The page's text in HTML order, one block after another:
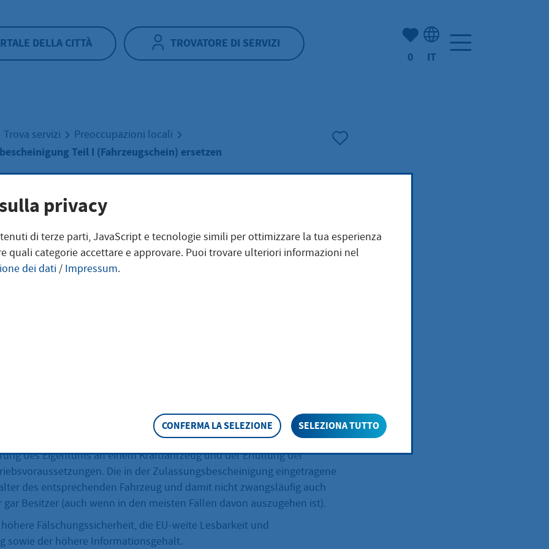
DELLA CITTÀ TROVATORE DI SERVIZI
(Mio) Hofheim:
0 IT
Trova servizi Preoccupazioni locali
Teil I (Fahrzeugschein) ersetzen
Teil I hat den Fahrzeugschein abgelöst. Sie ist eine amtliche
des Eigentums an einem Kraftfahrzeug und der Erfüllung der
Die in der Zulassungsbescheinigung eingetragene
des entsprechenden Fahrzeug und damit nicht zwangsläufig auch
gar Besitzer (auch wenn in den meisten Fällen davon auszugehen ist).
Fälschungssicherheit, die EU-weite Lesbarkeit und
sowie der höhere Informationsgehalt.
privacy
di terze parti, JavaScript e tecnologie simili per ottimizzare la tua esperienza
quali categorie accettare e approvare. Puoi trovare ulteriori informazioni nel
dei dati / Impressum.
CONFERMA LA SELEZIONE SELEZIONA TUTTO